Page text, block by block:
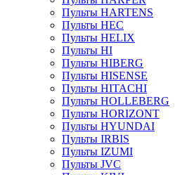
Пульты HARTENS
Пульты HEC
Пульты HELIX
Пульты HI
Пульты HIBERG
Пульты HISENSE
Пульты HITACHI
Пульты HOLLEBERG
Пульты HORIZONT
Пульты HYUNDAI
Пульты IRBIS
Пульты IZUMI
Пульты JVC